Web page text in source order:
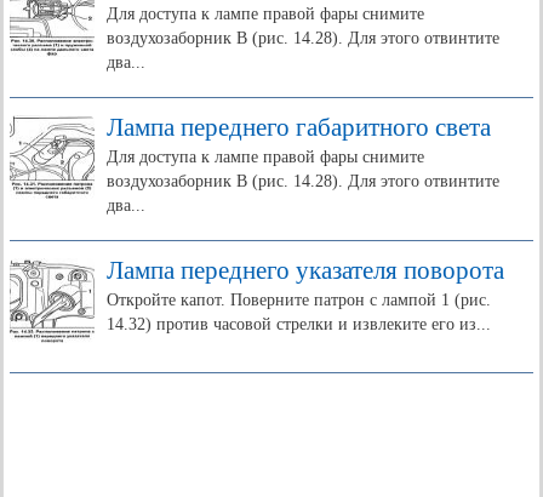
Для доступа к лампе правой фары снимите
воздухозаборник В (рис. 14.28). Для этого отвинтите
два...
Лампа переднего габаритного света
Для доступа к лампе правой фары снимите
воздухозаборник В (рис. 14.28). Для этого отвинтите
два...
Лампа переднего указателя поворота
Откройте капот. Поверните патрон с лампой 1 (рис.
14.32) против часовой стрелки и извлеките его из...